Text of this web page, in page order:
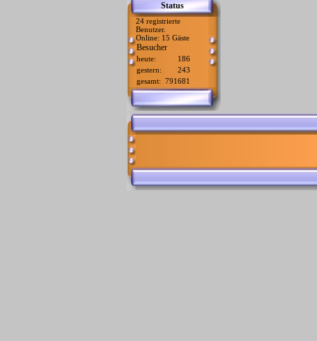
Status
24 registrierte
Benutzer.
Online: 15 Gäste
Besucher
heute:
186
gestern:
243
gesamt: 791681